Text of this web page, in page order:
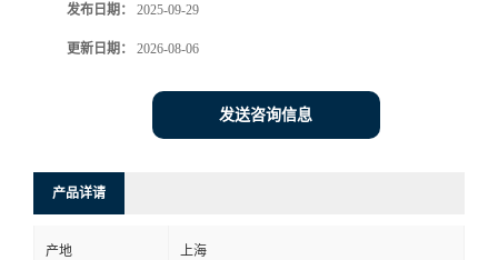
发布日期： 2025-09-29
更新日期： 2026-08-06
发送咨询信息
产品详请
产地 上海